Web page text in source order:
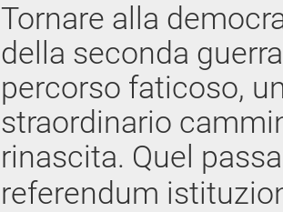
Tornare alla
della seconda
percorso faticoso,
straordinario
rinascita. Quel
referendum